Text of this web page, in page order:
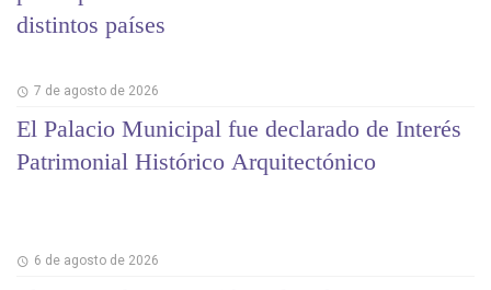
distintos países
7 de agosto de 2026
El Palacio Municipal fue declarado de Interés
Patrimonial Histórico Arquitectónico
6 de agosto de 2026